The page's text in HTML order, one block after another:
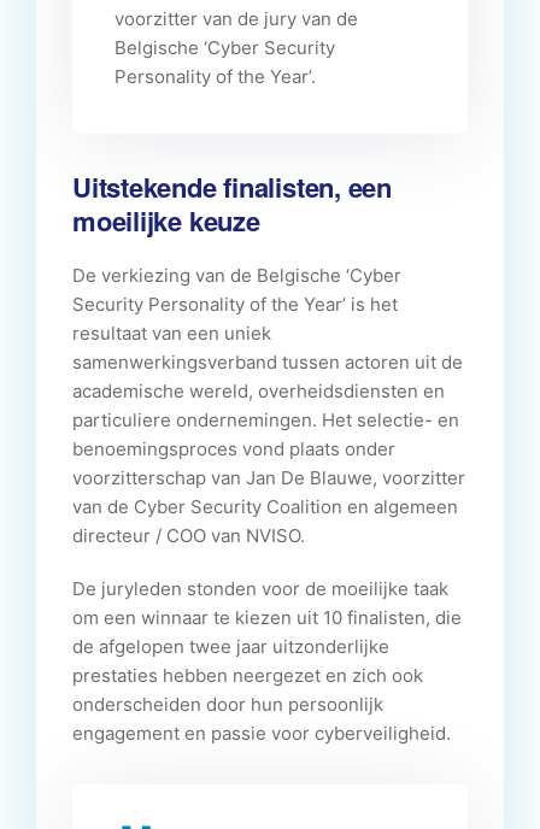
voorzitter van de jury van de
Belgische ‘Cyber Security
Personality of the Year’.
Uitstekende finalisten, een
moeilijke keuze
De verkiezing van de Belgische ‘Cyber
Security Personality of the Year’ is het
resultaat van een uniek
samenwerkingsverband tussen actoren uit de
academische wereld, overheidsdiensten en
particuliere ondernemingen. Het selectie- en
benoemingsproces vond plaats onder
voorzitterschap van Jan De Blauwe, voorzitter
van de Cyber Security Coalition en algemeen
directeur / COO van NVISO.
De juryleden stonden voor de moeilijke taak
om een winnaar te kiezen uit 10 finalisten, die
de afgelopen twee jaar uitzonderlijke
prestaties hebben neergezet en zich ook
onderscheiden door hun persoonlijk
engagement en passie voor cyberveiligheid.